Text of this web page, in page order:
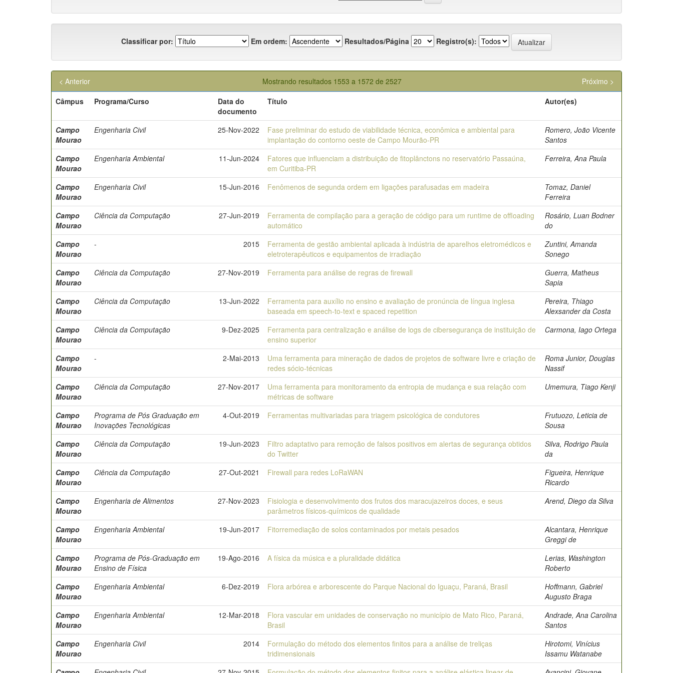
Classificar por: Em ordem: Resultados/Página Registro(s):
Mostrando resultados 1553 a 1572 de 2527
< Anterior
Próximo >
Câmpus
Programa/Curso
Data do
documento
Título Autor(es)
Campo
Mourao
Engenharia Civil 25-Nov-2022
Fase preliminar do estudo de viabilidade técnica, econômica e ambiental para
implantação do contorno oeste de Campo Mourão-PR
Romero, João Vicente
Santos
Campo
Mourao
Engenharia Ambiental 11-Jun-2024
Fatores que influenciam a distribuição de fitoplânctons no reservatório Passaúna,
em Curitiba-PR
Ferreira, Ana Paula
Campo
Mourao
Engenharia Civil 15-Jun-2016 Fenômenos de segunda ordem em ligações parafusadas em madeira
Tomaz, Daniel
Ferreira
Campo
Mourao
Ciência da Computação 27-Jun-2019
Ferramenta de compilação para a geração de código para um runtime de offloading
automático
Rosário, Luan Bodner
do
Campo
Mourao
- 2015
Ferramenta de gestão ambiental aplicada à indústria de aparelhos eletromédicos e
eletroterapêuticos e equipamentos de irradiação
Zuntini, Amanda
Sonego
Campo
Mourao
Ciência da Computação 27-Nov-2019 Ferramenta para análise de regras de firewall
Guerra, Matheus
Sapia
Campo
Mourao
Ciência da Computação 13-Jun-2022
Ferramenta para auxílio no ensino e avaliação de pronúncia de língua inglesa
baseada em speech-to-text e spaced repetition
Pereira, Thiago
Alexsander da Costa
Campo
Mourao
Ciência da Computação 9-Dez-2025
Ferramenta para centralização e análise de logs de cibersegurança de instituição de
ensino superior
Carmona, Iago Ortega
Campo
Mourao
- 2-Mai-2013
Uma ferramenta para mineração de dados de projetos de software livre e criação de
redes sócio-técnicas
Roma Junior, Douglas
Nassif
Campo
Mourao
Ciência da Computação 27-Nov-2017
Uma ferramenta para monitoramento da entropia de mudança e sua relação com
métricas de software
Umemura, Tiago Kenji
Campo
Mourao
Programa de Pós Graduação em
Inovações Tecnológicas
4-Out-2019 Ferramentas multivariadas para triagem psicológica de condutores
Frutuozo, Leticia de
Sousa
Campo
Mourao
Ciência da Computação 19-Jun-2023
Filtro adaptativo para remoção de falsos positivos em alertas de segurança obtidos
do Twitter
Silva, Rodrigo Paula
da
Campo
Mourao
Ciência da Computação 27-Out-2021 Firewall para redes LoRaWAN
Figueira, Henrique
Ricardo
Campo
Mourao
Engenharia de Alimentos 27-Nov-2023
Fisiologia e desenvolvimento dos frutos dos maracujazeiros doces, e seus
parâmetros físicos-químicos de qualidade
Arend, Diego da Silva
Campo
Mourao
Engenharia Ambiental 19-Jun-2017 Fitorremediação de solos contaminados por metais pesados
Alcantara, Henrique
Greggi de
Campo
Mourao
Programa de Pós-Graduação em
Ensino de Física
19-Ago-2016 A física da música e a pluralidade didática
Lerias, Washington
Roberto
Campo
Mourao
Engenharia Ambiental 6-Dez-2019 Flora arbórea e arborescente do Parque Nacional do Iguaçu, Paraná, Brasil
Hoffmann, Gabriel
Augusto Braga
Campo
Mourao
Engenharia Ambiental 12-Mar-2018
Flora vascular em unidades de conservação no município de Mato Rico, Paraná,
Brasil
Andrade, Ana Carolina
Santos
Campo
Mourao
Engenharia Civil 2014
Formulação do método dos elementos finitos para a análise de treliças
tridimensionais
Hirotomi, Vinícius
Issamu Watanabe